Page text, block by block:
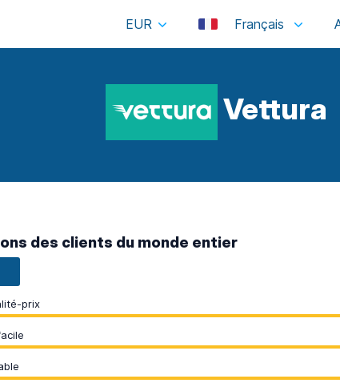
EUR Français
Vettura
des clients du monde entier
prix